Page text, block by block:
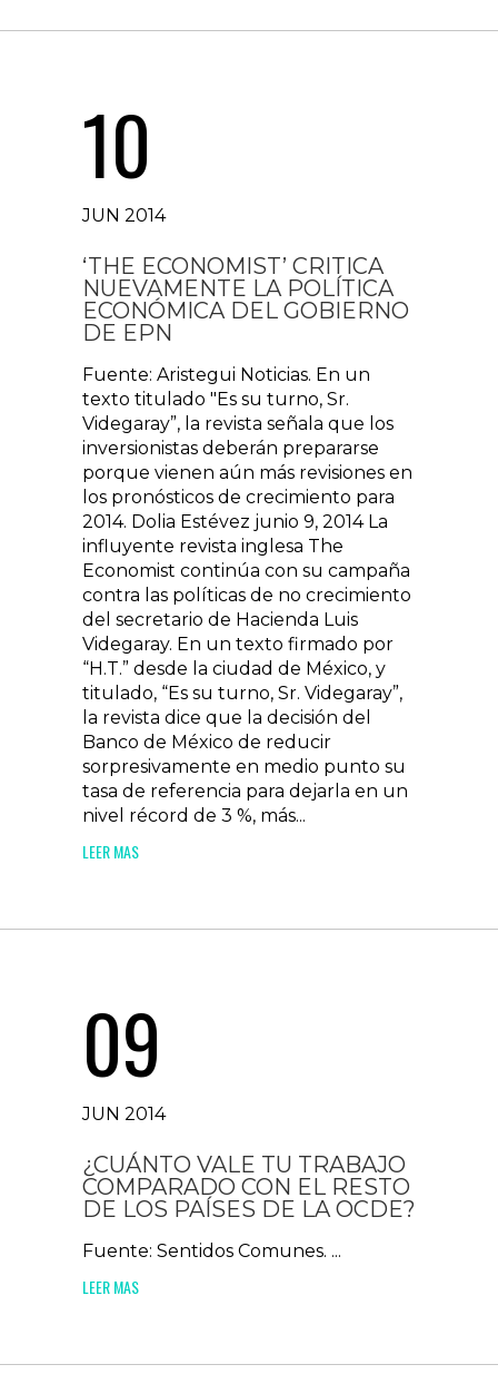
10
JUN 2014
‘THE ECONOMIST’ CRITICA
NUEVAMENTE LA POLÍTICA
ECONÓMICA DEL GOBIERNO
DE EPN
Fuente: Aristegui Noticias. En un
texto titulado "Es su turno, Sr.
Videgaray”, la revista señala que los
inversionistas deberán prepararse
porque vienen aún más revisiones en
los pronósticos de crecimiento para
2014. Dolia Estévez junio 9, 2014 La
influyente revista inglesa The
Economist continúa con su campaña
contra las políticas de no crecimiento
del secretario de Hacienda Luis
Videgaray. En un texto firmado por
“H.T.” desde la ciudad de México, y
titulado, “Es su turno, Sr. Videgaray”,
la revista dice que la decisión del
Banco de México de reducir
sorpresivamente en medio punto su
tasa de referencia para dejarla en un
nivel récord de 3 %, más...
LEER MAS
09
JUN 2014
¿CUÁNTO VALE TU TRABAJO
COMPARADO CON EL RESTO
DE LOS PAÍSES DE LA OCDE?
Fuente: Sentidos Comunes. ...
LEER MAS